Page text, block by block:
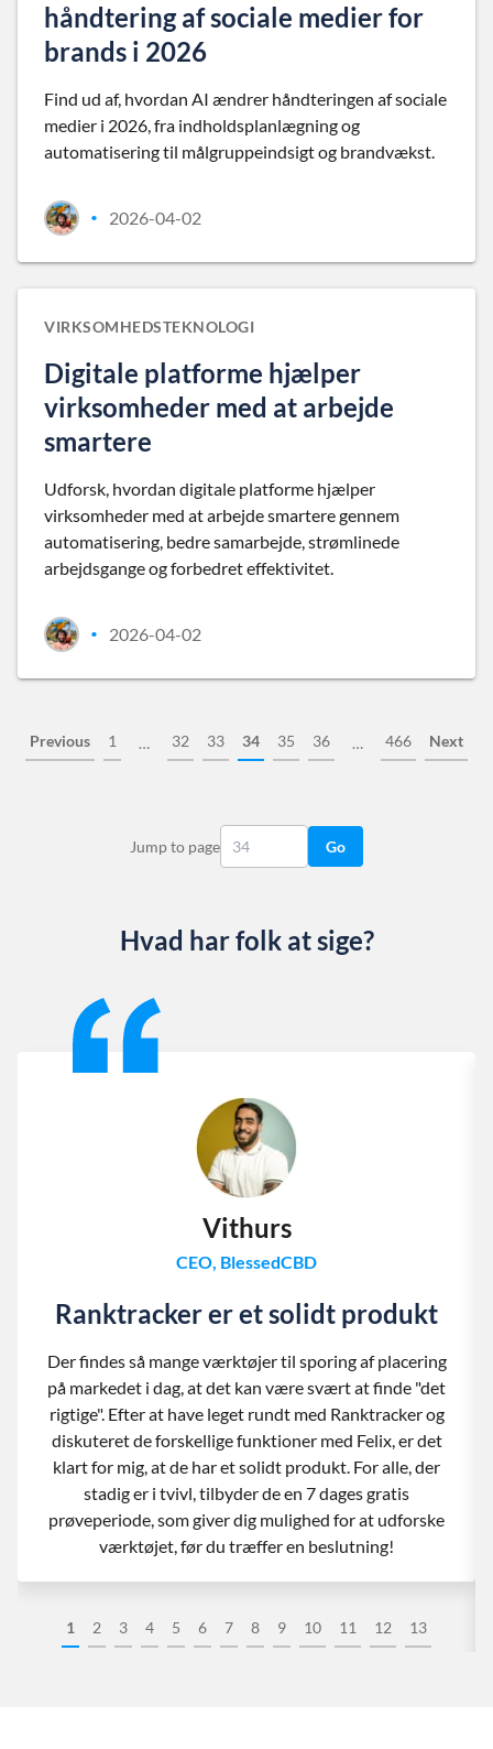
håndtering af sociale medier for
brands i 2026
Find ud af, hvordan AI ændrer håndteringen af sociale
medier i 2026, fra indholdsplanlægning og
automatisering til målgruppeindsigt og brandvækst.
• 2026-04-02
VIRKSOMHEDSTEKNOLOGI
Digitale platforme hjælper
virksomheder med at arbejde
smartere
Udforsk, hvordan digitale platforme hjælper
virksomheder med at arbejde smartere gennem
automatisering, bedre samarbejde, strømlinede
arbejdsgange og forbedret effektivitet.
• 2026-04-02
Previous 1 … 32 33 34 35 36 … 466 Next
Jump to page Go
Hvad har folk at sige?
1 2 3 4 5 6 7 8 9 10 11 12 13
Vithurs
CEO, BlessedCBD
Ranktracker er et solidt produkt
Der findes så mange værktøjer til sporing af placering
på markedet i dag, at det kan være svært at finde "det
rigtige". Efter at have leget rundt med Ranktracker og
diskuteret de forskellige funktioner med Felix, er det
klart for mig, at de har et solidt produkt. For alle, der
stadig er i tvivl, tilbyder de en 7 dages gratis
prøveperiode, som giver dig mulighed for at udforske
værktøjet, før du træffer en beslutning!